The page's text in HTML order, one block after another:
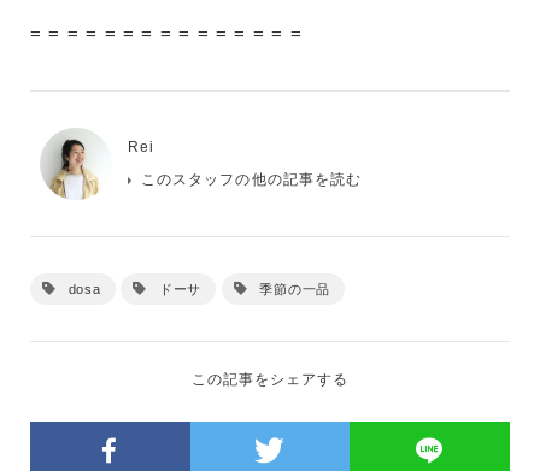
= = = = = = = = = = = = = = =
Rei
このスタッフの他の記事を読む
dosa ドーサ 季節の一品
この記事をシェアする